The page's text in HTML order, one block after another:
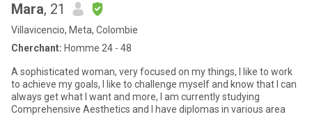
Mara, 21
Villavicencio, Meta, Colombie
Cherchant: Homme 24 - 48
A sophisticated woman, very focused on my things, I like to work
to achieve my goals, I like to challenge myself and know that I can
always get what I want and more, I am currently studying
Comprehensive Aesthetics and I have diplomas in various area